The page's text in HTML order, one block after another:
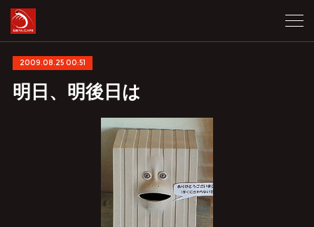
2009.08.25 00:51
明日、明後日は